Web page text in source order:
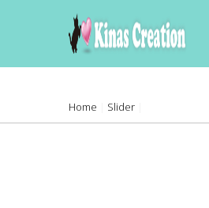
Home Slider